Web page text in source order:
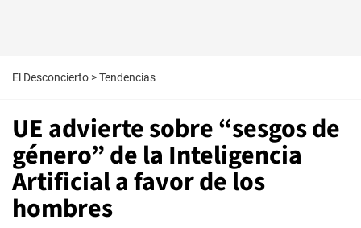
El Desconcierto >Tendencias
UE advierte sobre “sesgos de
género” de la Inteligencia
Artificial a favor de los
hombres